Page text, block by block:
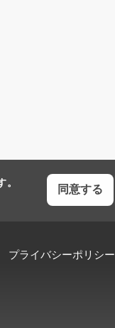
プライバシーポリシー
同意する